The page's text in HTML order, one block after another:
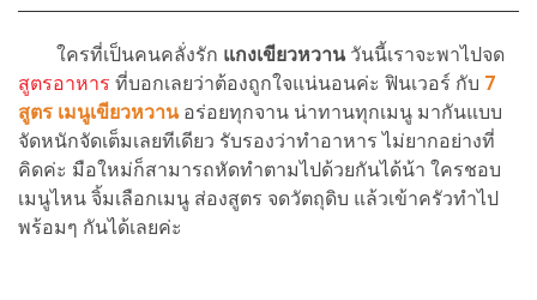
ใครที่เป็นคนคลั่งรัก แกงเขียวหวานวันนี้เราจะพาไปจด
สูตรอาหาร ที่บอกเลยว่าต้องถูกใจแน่นอนค่ะ ฟินเวอร์ กับ 7
สูตร เมนูเขียวหวานอร่อยทุกจาน น่าทานทุกเมนู มากันแบบ
จัดหนักจัดเต็มเลยทีเดียว รับรองว่าทำอาหาร ไม่ยากอย่างที่
คิดค่ะ มือใหม่ก็สามารถหัดทำตามไปด้วยกันได้น้า ใครชอบ
เมนูไหน จิ้มเลือกเมนู ส่องสูตร จดวัตถุดิบ แล้วเข้าครัวทำไป
พร้อมๆ กันได้เลยค่ะ